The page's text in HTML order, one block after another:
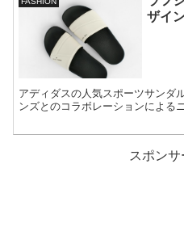
ザイ
アディダスの人気スポーツサンダ
ンズとのコラボレーションによる
スポンサ